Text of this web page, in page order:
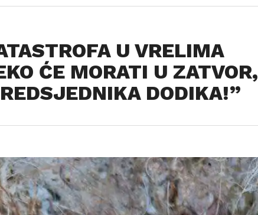
U VRELIMA
ĆE MORATI U ZATVOR,
DODIKA!”